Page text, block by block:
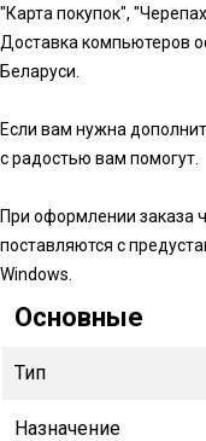
"Карта покупок",
Доставка компьютеров
Беларуси.
Если вам нужна
с радостью вам помогут.
При оформлении заказа
поставляются с
Windows.
Основные
Тип
Назначение